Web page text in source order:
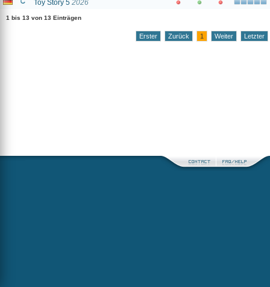
Toy Story 5 2026
1 bis 13 von 13 Einträgen
Erster Zurück 1 Weiter Letzter